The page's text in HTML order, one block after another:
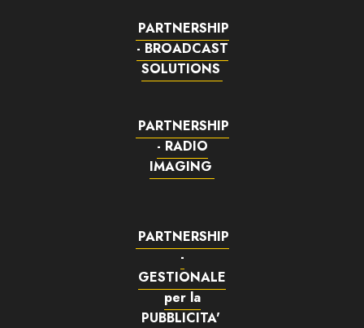
PARTNERSHIP
- BROADCAST
SOLUTIONS
PARTNERSHIP
- RADIO
IMAGING
PARTNERSHIP
-
GESTIONALE
per la
PUBBLICITA'